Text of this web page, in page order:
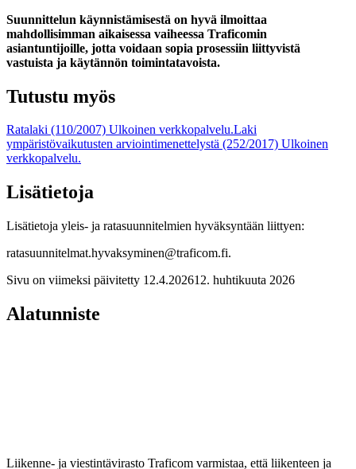
Suunnittelun käynnistämisestä on hyvä ilmoittaa
mahdollisimman aikaisessa vaiheessa Traficomin
asiantuntijoille, jotta voidaan sopia prosessiin liittyvistä
vastuista ja käytännön toimintatavoista.
Tutustu myös
Ratalaki (110/2007) Ulkoinen verkkopalvelu.Laki
ympäristövaikutusten arviointimenettelystä (252/2017) Ulkoinen
verkkopalvelu.
Lisätietoja
Lisätietoja yleis- ja ratasuunnitelmien hyväksyntään liittyen:
ratasuunnitelmat.hyvaksyminen@traficom.fi.
Sivu on viimeksi päivitetty 12.4.202612. huhtikuuta 2026
Alatunniste
Liikenne- ja viestintävirasto Traficom varmistaa, että liikenteen ja